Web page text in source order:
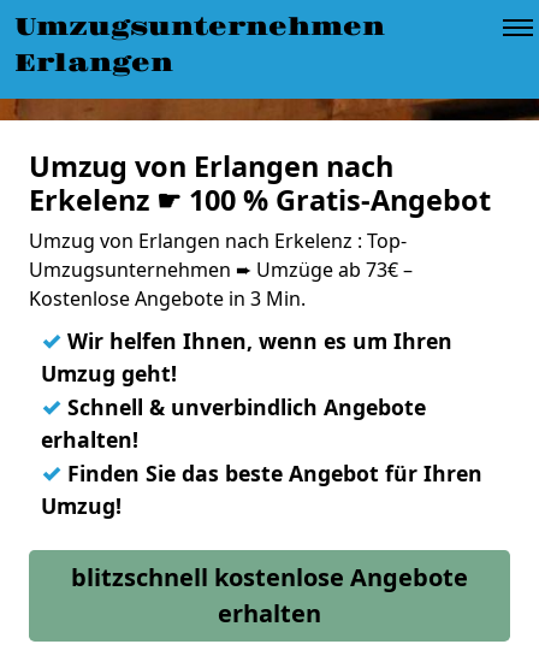
Umzugsunternehmen
Erlangen
Umzug von Erlangen nach
Erkelenz ☛ 100 % Gratis-Angebot
Umzug von Erlangen nach Erkelenz : Top-
Umzugsunternehmen ➨ Umzüge ab 73€ –
Kostenlose Angebote in 3 Min.
✓ Wir helfen Ihnen, wenn es um Ihren
Umzug geht!
✓ Schnell & unverbindlich Angebote
erhalten!
✓ Finden Sie das beste Angebot für Ihren
Umzug!
blitzschnell kostenlose Angebote
erhalten